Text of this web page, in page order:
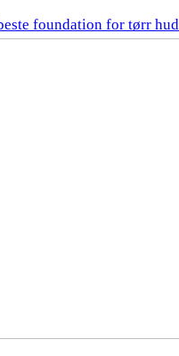
foundation for tørr hud